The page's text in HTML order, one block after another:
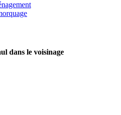
dans le voisinage